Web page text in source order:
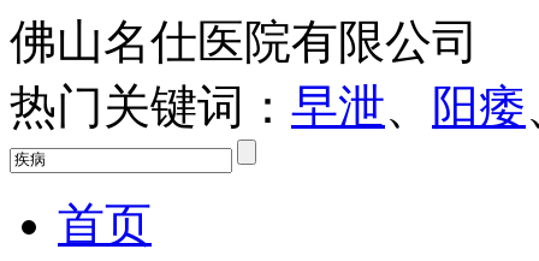
佛山名仕医院有限公司
热门关键词： 早泄、 阳痿
首页